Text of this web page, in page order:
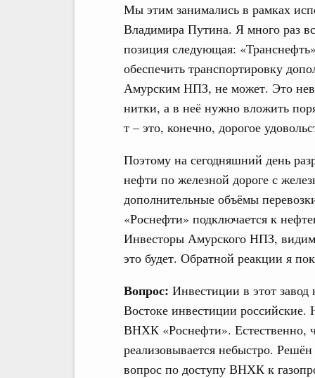
Мы этим занимались в рамках
Владимира Путина. Я много раз
позиция следующая:
обеспечить транспортировку
Амурским НПЗ, не может. Это
нитки, а в неё нужно вложить
т – это, конечно, дорогое
Поэтому на сегодняшний день
нефти по железной дороге с
дополнительные объёмы
«Роснефти» подключается к
Инвесторы Амурского НПЗ,
это будет. Обратной реакции я
Вопрос: Инвестиции в этот
Востоке инвестиции
ВНХК «Роснефти». Естественно,
реализовывается небыстро.
вопрос по доступу ВНХК к